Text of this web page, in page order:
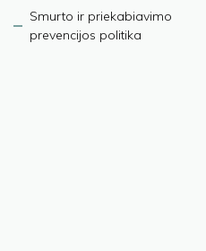
Smurto ir priekabiavimo
prevencijos politika